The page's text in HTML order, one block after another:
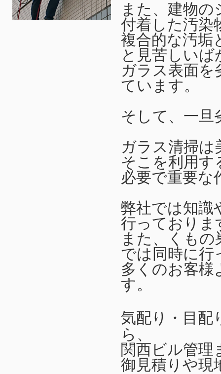
また、建物
付着した汚染
複合的な汚垢
と見苦しいば
ガラス表面
ています。
そして、一旦
ガラス清掃は
そこを利用す
必要で重要な
弊社では知識
行っておりま
また、くも
では同時に行
多くのお客様
す。
気配り・目配
ら、
関西ビル管理
御見積りや現